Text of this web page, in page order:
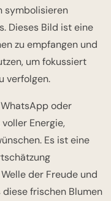
symbolisieren
Dieses Bild ist eine
zu empfangen und
um fokussiert
verfolgen.
oder
Energie,
Es ist eine
der Freude und
diese frischen Blumen